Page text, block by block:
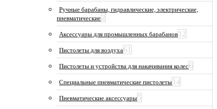
Ручные барабаны, гидравлические, электрические,
пневматические2
Аксессуары для промышленных барабанов 12
Пистолеты для воздуха61
Пистолеты и устройства для накачивания колес6
Специальные пневматические пистолеты 14
Пневматические аксессуары5